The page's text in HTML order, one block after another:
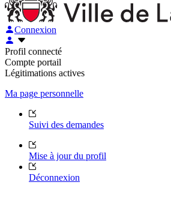
Connexion
Profil connecté
Compte portail
Légitimations actives
Ma page personnelle
Suivi des demandes
Mise à jour du profil
Déconnexion